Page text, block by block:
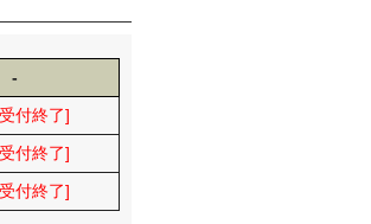
-
付終了]
付終了]
付終了]